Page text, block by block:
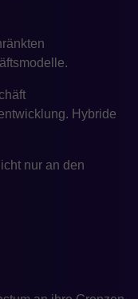
Hybride
nur an den